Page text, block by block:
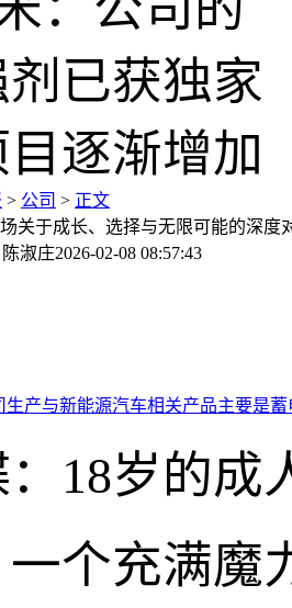
> 公司 > 正文
关于成长、选择与无限可能的深度
淑庄2026-02-08 08:57:43
18岁的成
个充满魔